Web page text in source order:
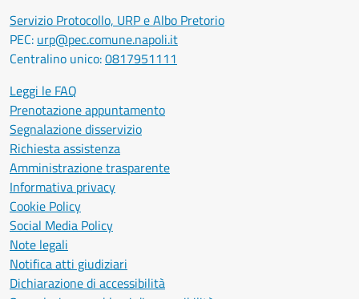
Servizio Protocollo, URP e Albo Pretorio
PEC: urp@pec.comune.napoli.it
Centralino unico:0817951111
Leggi le FAQ
Prenotazione appuntamento
Segnalazione disservizio
Richiesta assistenza
Amministrazione trasparente
Informativa privacy
Cookie Policy
Social Media Policy
Note legali
Notifica atti giudiziari
Dichiarazione di accessibilità